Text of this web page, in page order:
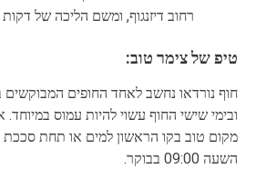
רחוב דיזנגוף, ומשם הליכה של דקות
טיפ של צימר טוב:
חוף נורדאו נחשב לאחד החופים המבוקשים
ובימי שישי החוף עשוי להיות עמוס
מקום טוב בקו הראשון למים או תחת סככת
השעה 09:00 בבוקר.